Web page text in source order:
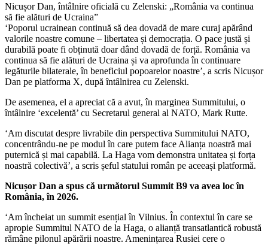
Nicușor Dan, întâlnire oficială cu Zelenski: „România va continua
să fie alături de Ucraina”
‘Poporul ucrainean continuă să dea dovadă de mare curaj apărând
valorile noastre comune – libertatea și democrația. O pace justă și
durabilă poate fi obținută doar dând dovadă de forță. România va
continua să fie alături de Ucraina și va aprofunda în continuare
legăturile bilaterale, în beneficiul popoarelor noastre’, a scris Nicușor
Dan pe platforma X, după întâlnirea cu Zelenski.
De asemenea, el a apreciat că a avut, în marginea Summitului, o
întâlnire ‘excelentă’ cu Secretarul general al NATO, Mark Rutte.
‘Am discutat despre livrabile din perspectiva Summitului NATO,
concentrându-ne pe modul în care putem face Alianța noastră mai
puternică și mai capabilă. La Haga vom demonstra unitatea și forța
noastră colectivă’, a scris șeful statului român pe aceeași platformă.
Nicușor Dan a spus că următorul Summit B9 va avea loc în
România, în 2026.
‘Am încheiat un summit esențial în Vilnius. În contextul în care se
apropie Summitul NATO de la Haga, o alianță transatlantică robustă
rămâne pilonul apărării noastre. Amenințarea Rusiei cere o